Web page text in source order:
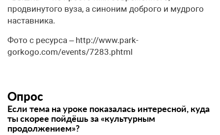
продвинутого вуза, а синоним доброго и мудрого
наставника.
Фото с ресурса – http://www.park-
gorkogo.com/events/7283.phtml
Опрос
Если тема на уроке показалась интересной, куда
ты скорее пойдёшь за «культурным
продолжением»?